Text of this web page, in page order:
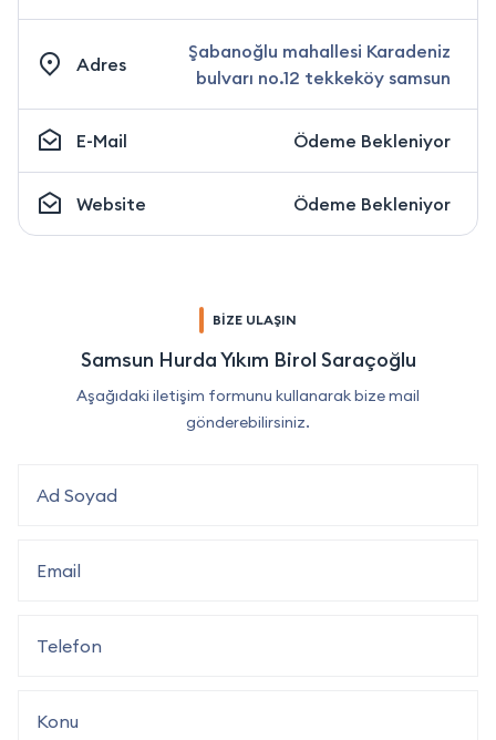
Adres
Şabanoğlu mahallesi Karadeniz
bulvarı no.12 tekkeköy samsun
E-Mail Ödeme Bekleniyor
Website Ödeme Bekleniyor
BİZE ULAŞIN
Samsun Hurda Yıkım Birol Saraçoğlu
Aşağıdaki iletişim formunu kullanarak bize mail
gönderebilirsiniz.